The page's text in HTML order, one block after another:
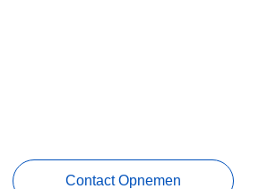
Contact Opnemen